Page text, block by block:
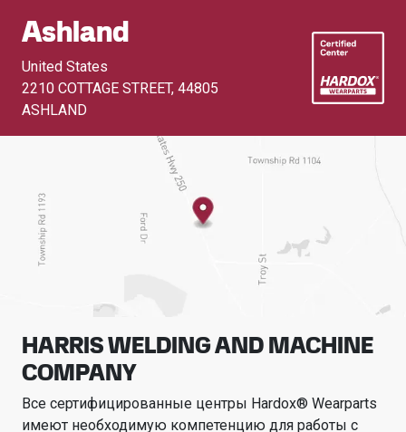
Ashland
United States
2210 COTTAGE STREET, 44805
ASHLAND
HARRIS WELDING AND MACHINE
COMPANY
Все сертифицированные центры Hardox® Wearparts
имеют необходимую компетенцию для работы с